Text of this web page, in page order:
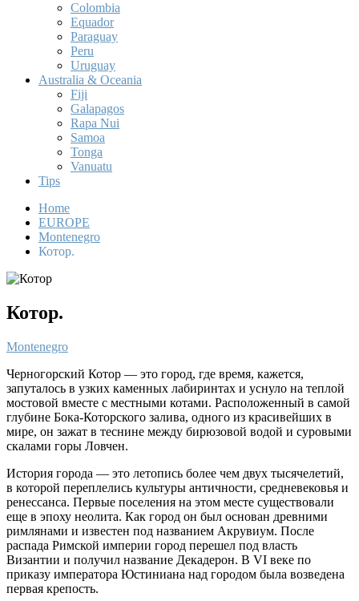
Colombia
Equador
Paraguay
Peru
Uruguay
Australia & Oceania
Fiji
Galapagos
Rapa Nui
Samoa
Tonga
Vanuatu
Tips
Home
EUROPE
Montenegro
Котор.
Котор.
Montenegro
Черногорский Котор — это город, где время, кажется,
запуталось в узких каменных лабиринтах и уснуло на теплой
мостовой вместе с местными котами. Расположенный в самой
глубине Бока-Которского залива, одного из красивейших в
мире, он зажат в теснине между бирюзовой водой и суровыми
скалами горы Ловчен.
История города — это летопись более чем двух тысячелетий,
в которой переплелись культуры античности, средневековья и
ренессанса. Первые поселения на этом месте существовали
еще в эпоху неолита. Как город он был основан древними
римлянами и известен под названием Акрувиум. После
распада Римской империи город перешел под власть
Византии и получил название Декадерон. В VI веке по
приказу императора Юстиниана над городом была возведена
первая крепость.